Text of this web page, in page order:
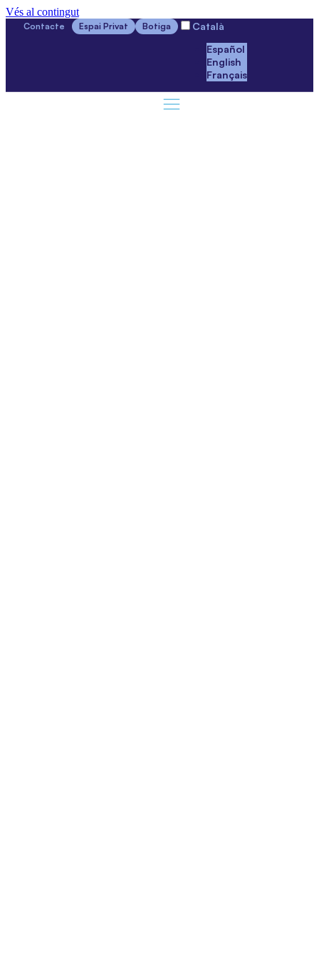
Vés al contingut
Contacte Espai Privat Botiga
Català
Español
English
Français